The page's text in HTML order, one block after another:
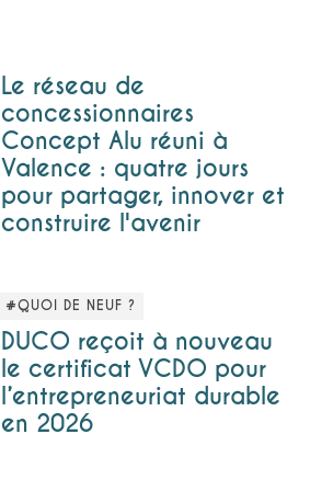
Le réseau de
concessionnaires
Concept Alu réuni à
Valence : quatre jours
pour partager, innover et
construire l'avenir
#QUOI DE NEUF ?
DUCO reçoit à nouveau
le certificat VCDO pour
l’entrepreneuriat durable
en 2026